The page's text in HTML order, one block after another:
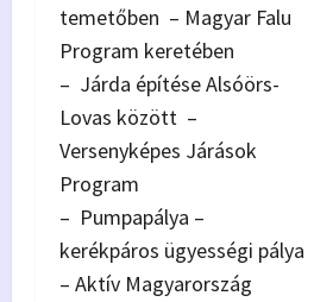
temetőben – Magyar Falu
Program keretében
– Járda építése Alsóörs-
Lovas között –
Versenyképes Járások
Program
– Pumpapálya –
kerékpáros ügyességi pálya
– Aktív Magyarország